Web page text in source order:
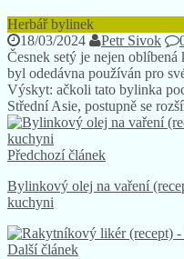
Herbář bylinek
18/03/2024
Petr Sivok
Česnek setý je nejen
byl odedávna používán pro
Výskyt: ačkoli tato bylinka
Střední Asie, postupně se
Předchozí článek
Bylinkový olej na vaření
kuchyni
Další článek